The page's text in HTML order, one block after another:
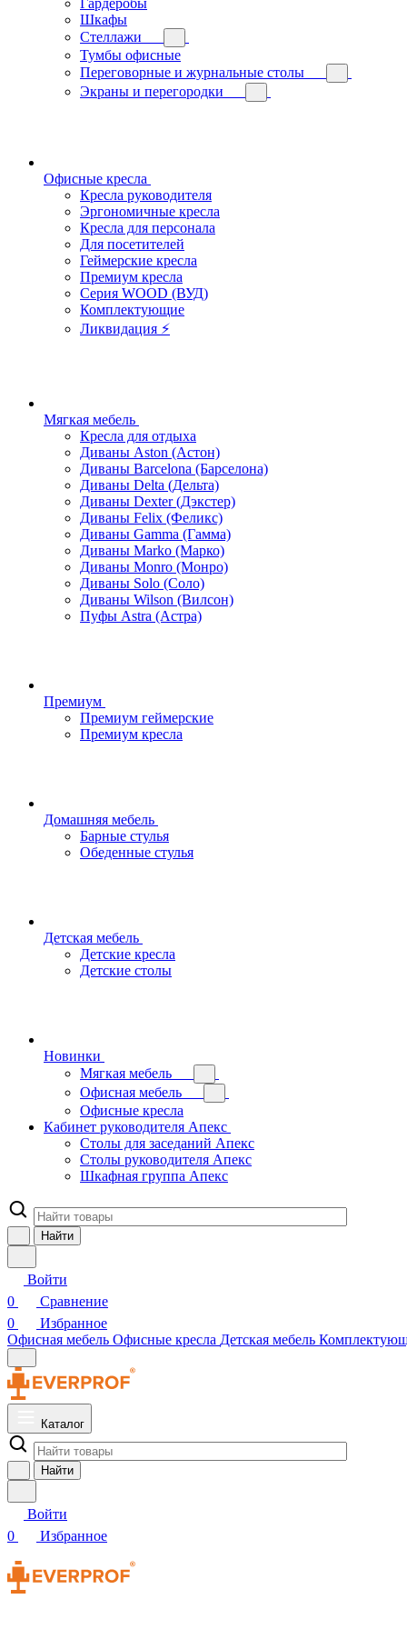
Гардеробы
Шкафы
Стеллажи
Тумбы офисные
Переговорные и журнальные столы
Экраны и перегородки
Офисные кресла
Кресла руководителя
Эргономичные кресла
Кресла для персонала
Для посетителей
Геймерские кресла
Премиум кресла
Серия WOOD (ВУД)
Комплектующие
Ликвидация ⚡
Мягкая мебель
Кресла для отдыха
Диваны Aston (Астон)
Диваны Barcelona (Барселона)
Диваны Delta (Дельта)
Диваны Dexter (Дэкстер)
Диваны Felix (Феликс)
Диваны Gamma (Гамма)
Диваны Marko (Марко)
Диваны Monro (Монро)
Диваны Solo (Соло)
Диваны Wilson (Вилсон)
Пуфы Astra (Астра)
Премиум
Премиум геймерские
Премиум кресла
Домашняя мебель
Барные стулья
Обеденные стулья
Детская мебель
Детские кресла
Детские столы
Новинки
Мягкая мебель
Офисная мебель
Офисные кресла
Кабинет руководителя Апекс
Столы для заседаний Апекс
Столы руководителя Апекс
Шкафная группа Апекс
Найти
Войти
0
Сравнение
0
Избранное
Офисная мебель Офисные кресла Детская мебель
Каталог
Найти
Войти
0
Избранное